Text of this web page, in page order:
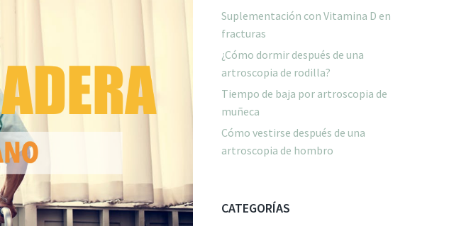
Suplementación con Vitamina D en
fracturas
¿Cómo dormir después de una
artroscopia de rodilla?
Tiempo de baja por artroscopia de
muñeca
Cómo vestirse después de una
artroscopia de hombro
CATEGORÍAS